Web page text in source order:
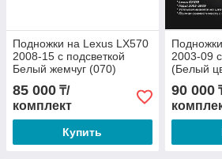
Подножки на Lexus LX570
2008-15 с подсветкой
Белый жемчуг (070)
85 000 ₸/
комплект
Купить
2003-09
(Белый
90 000